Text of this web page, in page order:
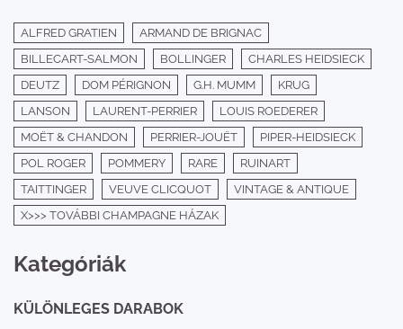
ALFRED GRATIEN
ARMAND DE BRIGNAC
BILLECART-SALMON
BOLLINGER
CHARLES HEIDSIECK
DEUTZ
DOM PÉRIGNON G.H. MUMM
KRUG
LANSON
LAURENT-PERRIER
LOUIS ROEDERER
MOËT & CHANDON
PERRIER-JOUËT
PIPER-HEIDSIECK
POL ROGER
POMMERY RARE
RUINART
TAITTINGER
VEUVE CLICQUOT
VINTAGE & ANTIQUE
X>>> TOVÁBBI CHAMPAGNE HÁZAK
Kategóriák
KÜLÖNLEGES DARABOK